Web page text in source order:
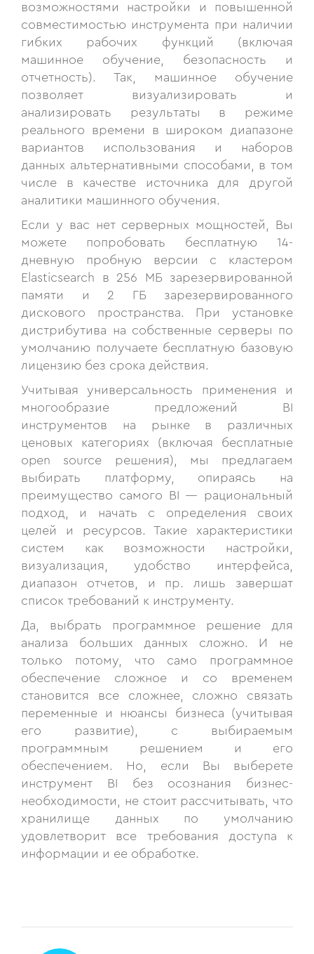
возможностями настройки и повышенной
совместимостью инструмента при наличии
гибких рабочих функций (включая
машинное обучение, безопасность и
отчетность). Так, машинное обучение
позволяет визуализировать и
анализировать результаты в режиме
реального времени в широком диапазоне
вариантов использования и наборов
данных альтернативными способами, в том
числе в качестве источника для другой
аналитики машинного обучения.
Если у вас нет серверных мощностей, Вы
можете попробовать бесплатную 14-
дневную пробную версии с кластером
Elasticsearch в 256 МБ зарезервированной
памяти и 2 ГБ зарезервированного
дискового пространства. При установке
дистрибутива на собственные серверы по
умолчанию получаете бесплатную базовую
лицензию без срока действия.
Учитывая универсальность применения и
многообразие предложений BI
инструментов на рынке в различных
ценовых категориях (включая бесплатные
оpen source решения), мы предлагаем
выбирать платформу, опираясь на
преимущество самого BI — рациональный
подход, и начать с определения своих
целей и ресурсов. Такие характеристики
систем как возможности настройки,
визуализация, удобство интерфейса,
диапазон отчетов, и пр. лишь завершат
список требований к инструменту.
Да, выбрать программное решение для
анализа больших данных сложно. И не
только потому, что само программное
обеспечение сложное и со временем
становится все сложнее, сложно связать
переменные и нюансы бизнеса (учитывая
его развитие), с выбираемым
программным решением и его
обеспечением. Но, если Вы выберете
инструмент BI без осознания бизнес-
необходимости, не стоит рассчитывать, что
хранилище данных по умолчанию
удовлетворит все требования доступа к
информации и ее обработке.